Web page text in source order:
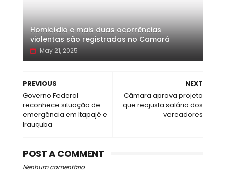
Homicídio e mais duas ocorrências
violentas são registradas no Camará
May 21, 2025
NEXT
Câmara aprova projeto
que reajusta salário dos
vereadores
PREVIOUS
Governo Federal
reconhece situação de
emergência em Itapajé e
Irauçuba
POST A COMMENT
Nenhum comentário